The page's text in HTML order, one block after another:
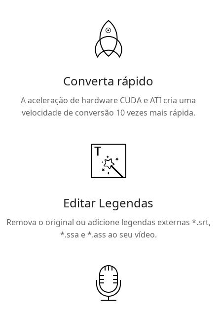
Converta rápido
A aceleração de hardware CUDA e ATI cria uma
velocidade de conversão 10 vezes mais rápida.
Editar Legendas
Remova o original ou adicione legendas externas *.srt,
*.ssa e *.ass ao seu vídeo.